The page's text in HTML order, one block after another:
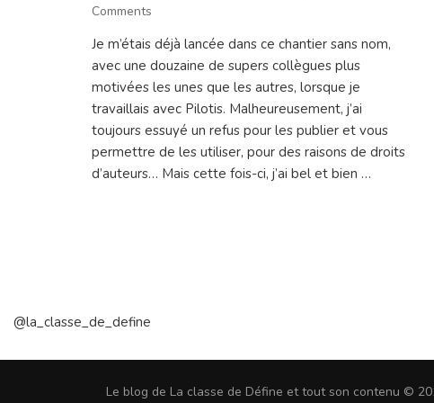
Comments
Codéo
Je m’étais déjà lancée dans ce chantier sans nom,
avec une douzaine de supers collègues plus
motivées les unes que les autres, lorsque je
travaillais avec Pilotis. Malheureusement, j’ai
toujours essuyé un refus pour les publier et vous
permettre de les utiliser, pour des raisons de droits
d’auteurs… Mais cette fois-ci, j’ai bel et bien …
@la_classe_de_define
Le blog de La classe de Défine et tout son contenu ©